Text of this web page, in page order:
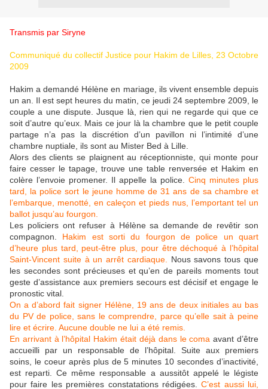
Transmis par Siryne
Communiqué du collectif Justice pour Hakim de Lilles, 23 Octobre
2009
Hakim a demandé Hélène en mariage, ils vivent ensemble depuis
un an. Il est sept heures du matin, ce jeudi 24 septembre 2009, le
couple a une dispute. Jusque là, rien qui ne regarde qui que ce
soit d’autre qu’eux. Mais ce jour là la chambre que le petit couple
partage n’a pas la discrétion d’un pavillon ni l’intimité d’une
chambre nuptiale, ils sont au Mister Bed à Lille.
Alors des clients se plaignent au réceptionniste, qui monte pour
faire cesser le tapage, trouve une table renversée et Hakim en
colère l’envoie promener. Il appelle la police. Cinq minutes plus
tard, la police sort le jeune homme de 31 ans de sa chambre et
l’embarque, menotté, en caleçon et pieds nus, l’emportant tel un
ballot jusqu’au fourgon.
Les policiers ont refuser à Hélène sa demande de revêtir son
compagnon. Hakim est sorti du fourgon de police un quart
d’heure plus tard, peut-être plus, pour être déchoqué à l’hôpital
Saint-Vincent suite à un arrêt cardiaque.
Nous savons tous que
les secondes sont précieuses et qu’en de pareils moments tout
geste d’assistance aux premiers secours est décisif et engage le
pronostic vital.
On a d’abord fait signer Hélène, 19 ans de deux initiales au bas
du PV de police, sans le comprendre, parce qu’elle sait à peine
lire et écrire. Aucune double ne lui a été remis.
En arrivant à l’hôpital Hakim était déjà dans le coma avant d’être
accueilli par un responsable de l’hôpital. Suite aux premiers
soins, le coeur après plus de 5 minutes 10 secondes d’inactivité,
est reparti. Ce même responsable a aussitôt appelé le légiste
pour faire les premières constatations rédigées.C’est aussi lui,